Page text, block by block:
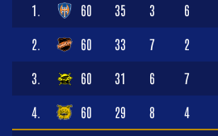
1. 60 35 3 6
2. 60 33 7 2
3. 60 31 6 7
4. 60 29 8 4